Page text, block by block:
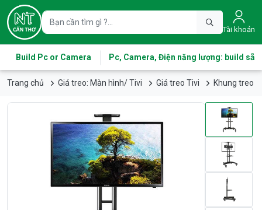
Tài khoản
Build Pc or Camera Pc, Camera, Điện năng lượng: build sẵn
Trang chủ Giá treo: Màn hình/ Tivi Giá treo Tivi Khung treo